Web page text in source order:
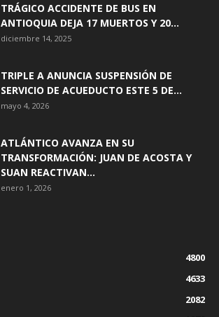
TRÁGICO ACCIDENTE DE BUS EN
ANTIOQUIA DEJA 17 MUERTOS Y 20...
diciembre 14, 2025
TRIPLE A ANUNCIA SUSPENSIÓN DE
SERVICIO DE ACUEDUCTO ESTE 5 DE...
mayo 4, 2026
ATLÁNTICO AVANZA EN SU
TRANSFORMACIÓN: JUAN DE ACOSTA Y
SUAN REACTIVAN...
enero 1, 2026
4800
4633
2082